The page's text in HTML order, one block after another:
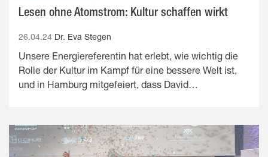
Lesen ohne Atomstrom: Kultur schaffen wirkt
26.04.24 Dr. Eva Stegen
Unsere Energiereferentin hat erlebt, wie wichtig die
Rolle der Kultur im Kampf für eine bessere Welt ist,
und in Hamburg mitgefeiert, dass David…